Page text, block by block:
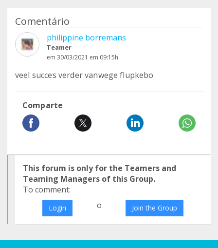
Comentário
philippine borremans
Teamer
em 30/03/2021 em 09:15h
veel succes verder vanwege flupkebo
Comparte
This forum is only for the Teamers and
Teaming Managers of this Group.
To comment:
Login o Join the Group